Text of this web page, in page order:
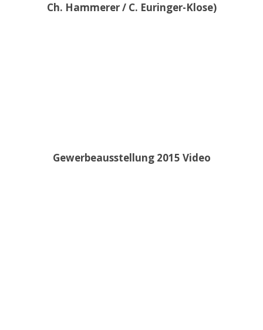
Ch. Hammerer / C. Euringer-Klose)
Gewerbeausstellung 2015 Video